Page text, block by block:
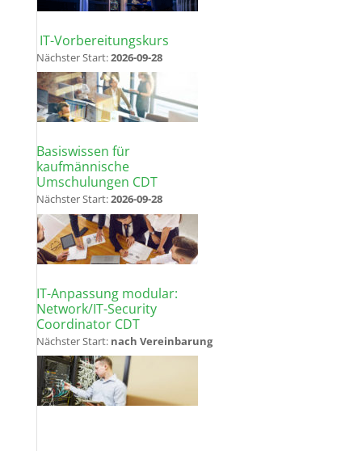
IT-Vorbereitungskurs
Nächster Start:2026-09-28
Basiswissen für
kaufmännische
Umschulungen CDT
Nächster Start:2026-09-28
IT-Anpassung modular:
Network/IT-Security
Coordinator CDT
Nächster Start: nach Vereinbarung